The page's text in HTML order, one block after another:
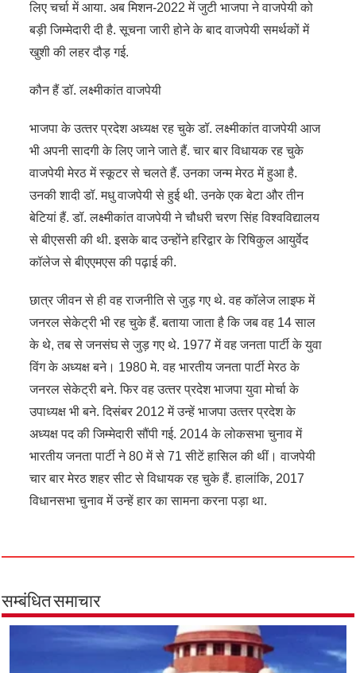
लिए चर्चा में आया. अब मिशन-2022 में जुटी भाजपा ने वाजपेयी को
बड़ी जिम्मेदारी दी है. सूचना जारी होने के बाद वाजपेयी समर्थकों में
खुशी की लहर दौड़ गई.
कौन हैं डॉ. लक्ष्‍मीकांत वाजपेयी
भाजपा के उत्‍तर प्रदेश अध्‍यक्ष रह चुके डॉ. लक्ष्मीकांत वाजपेयी आज
भी अपनी सादगी के लिए जाने जाते हैं. चार बार विधायक रह चुके
वाजपेयी मेरठ में स्‍कूटर से चलते हैं. उनका जन्‍म मेरठ में हुआ है.
उनकी शादी डॉ. मधु वाजपेयी से हुई थी. उनके एक बेटा और तीन
बेटियां हैं. डॉ. लक्ष्‍मीकांत वाजपेयी ने चौधरी चरण सिंह विश्‍वविद्यालय
से बीएससी की थी. इसके बाद उन्‍होंने हरिद्वार के रिषिकुल आयुर्वेद
कॉलेज से बीएएमएस की पढ़ाई की.
छात्र जीवन से ही वह राजनीति से जुड़ गए थे. वह कॉलेज लाइफ में
जनरल सेकेट्री भी रह चुके हैं. बताया जाता है कि जब वह 14 साल
के थे, तब से जनसंघ से जुड़ गए थे. 1977 में वह जनता पार्टी के युवा
विंग के अध्‍यक्ष बने। 1980 मे. वह भारतीय जनता पार्टी मेरठ के
जनरल सेकेट्री बने. फिर वह उत्‍तर प्रदेश भाजपा युवा मोर्चा के
उपाध्‍यक्ष भी बने. दिसंबर 2012 में उन्‍हें भाजपा उत्‍तर प्रदेश के
अध्‍यक्ष पद की जिम्‍मेदारी सौंपी गई. 2014 के लोकसभा चुनाव में
भारतीय जनता पार्टी ने 80 में से 71 सीटें हासिल की थीं। वाजपेयी
चार बार मेरठ शहर सीट से विधायक रह चुके हैं. हालांकि, 2017
विधानसभा चुनाव में उन्‍हें हार का सामना करना पड़ा था.
सम्बंधित समाचार